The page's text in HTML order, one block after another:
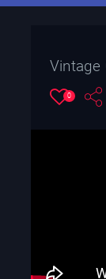
Vintage
0